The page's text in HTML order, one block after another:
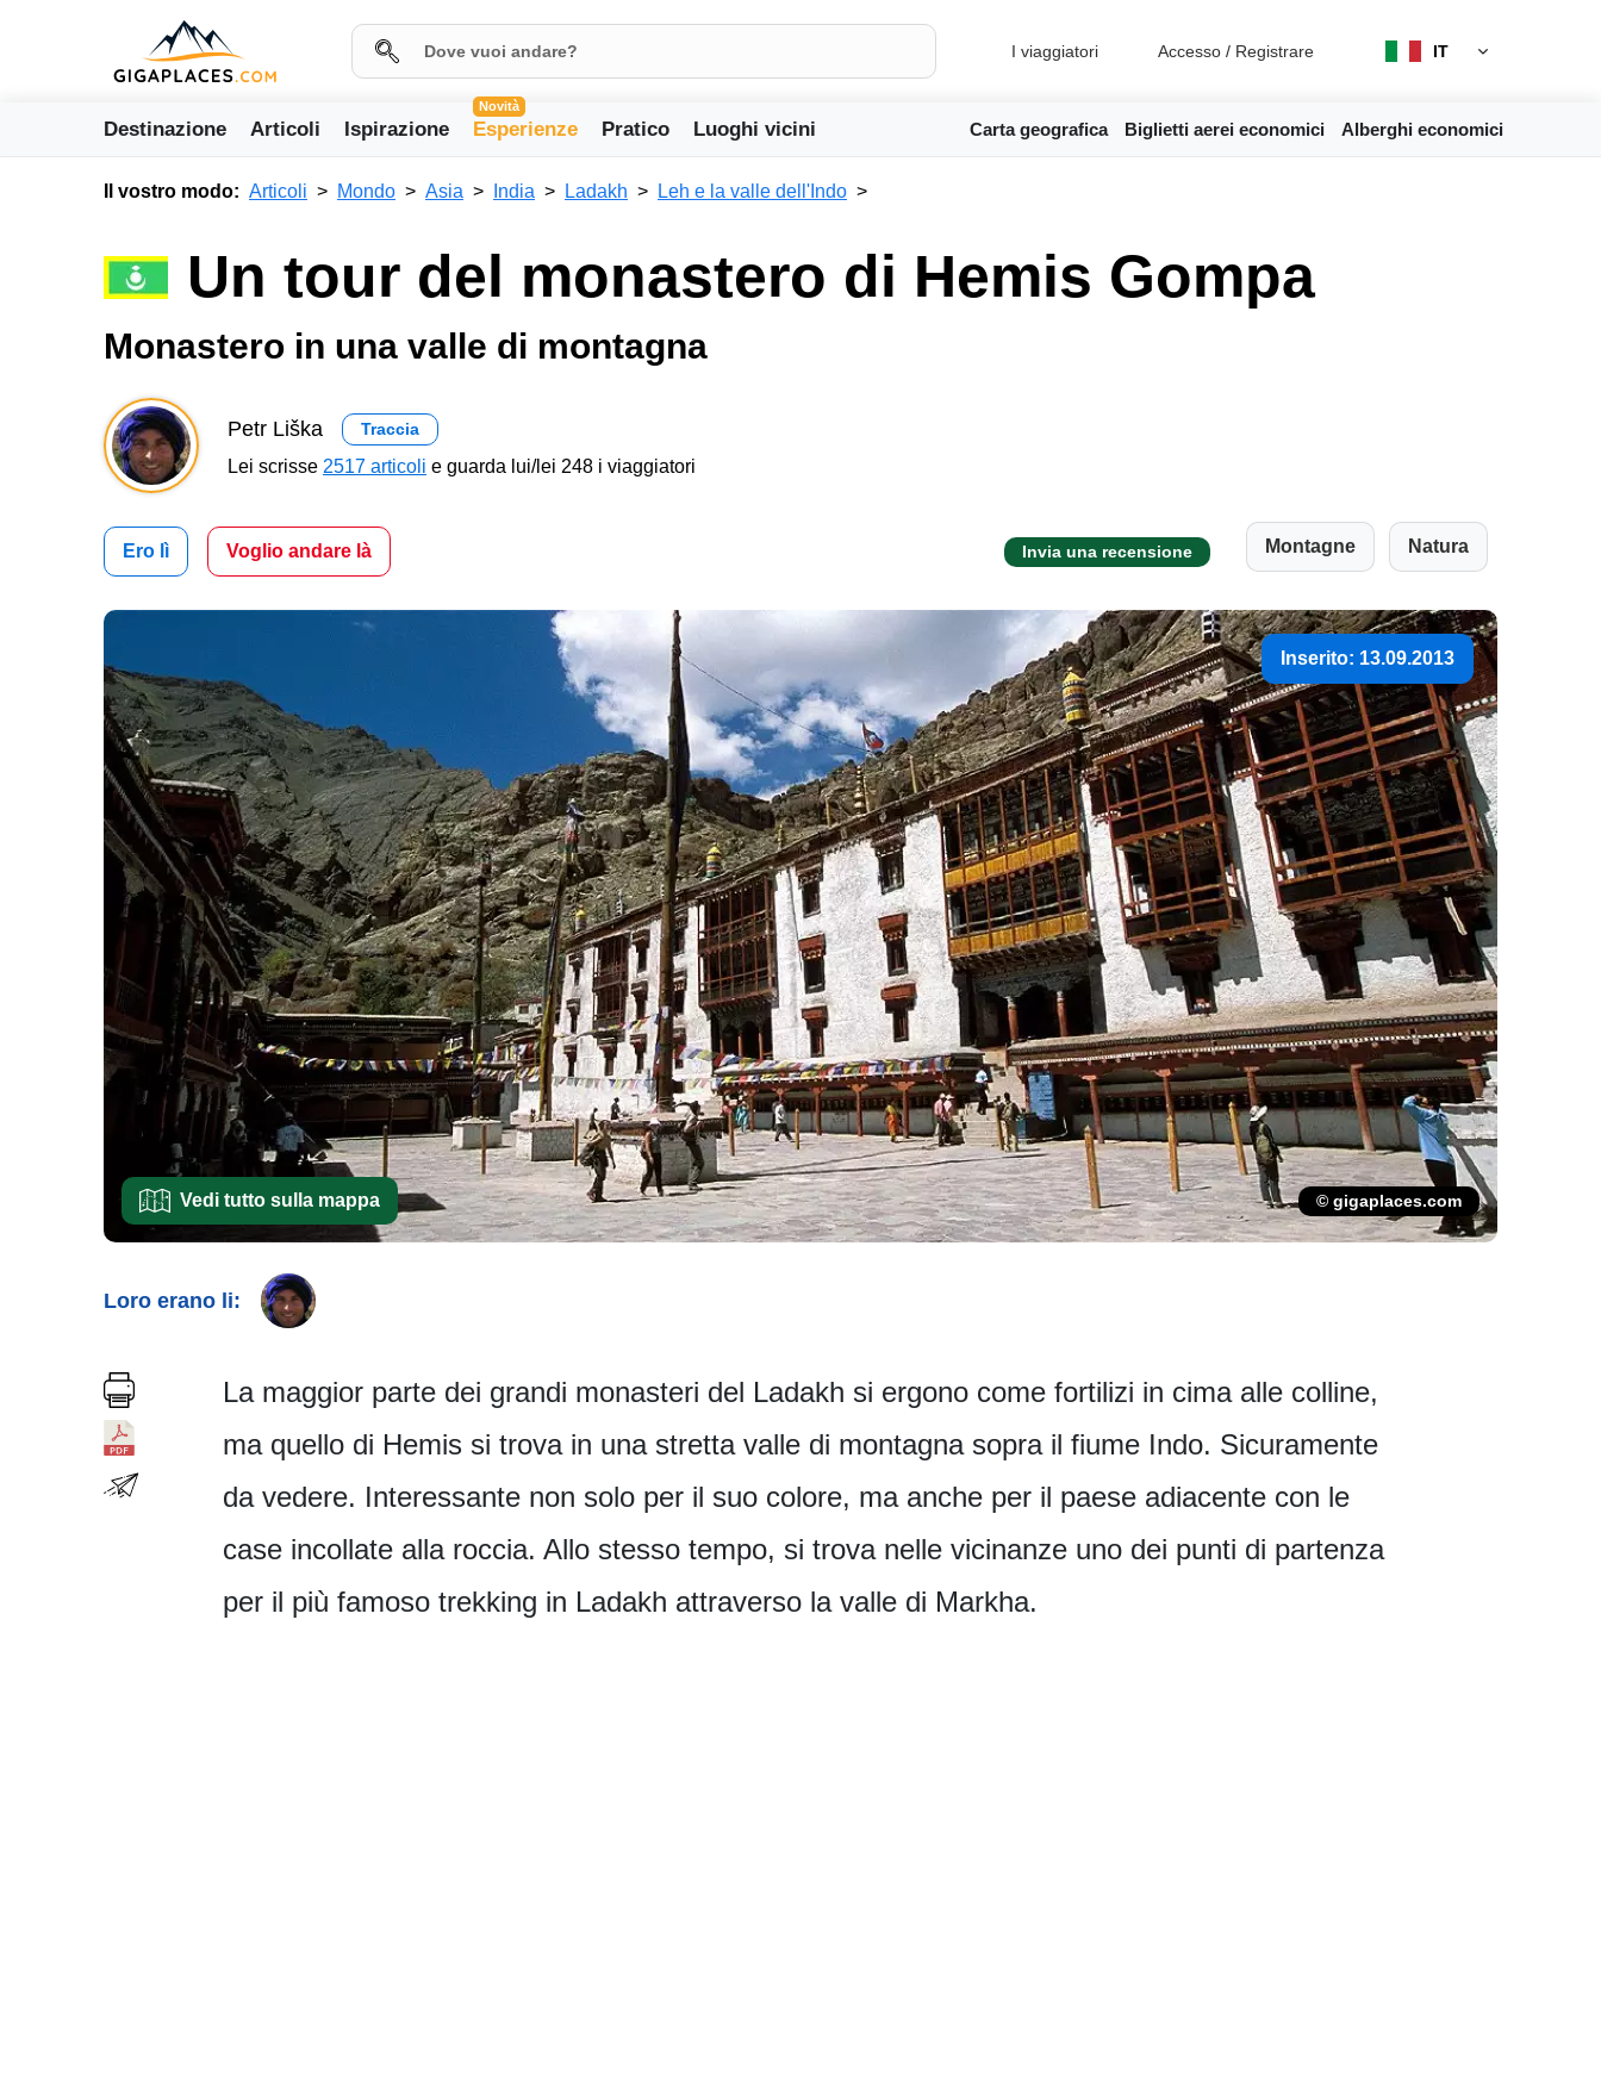
I viaggiatori Accesso / Registrare IT
Destinazione Articoli Ispirazione
Novità
Esperienze Pratico Luoghi vicini Carta geografica Biglietti aerei economici Alberghi economici
Il vostro modo: Articoli Mondo Asia India Ladakh Leh e la valle dell'Indo
Un tour del monastero di Hemis Gompa
Monastero in una valle di montagna
Petr Liška Traccia
Lei scrisse 2517 articoli e guarda lui/lei 248 i viaggiatori
Ero lì Voglio andare là Invia una recensione Montagne Natura
Inserito: 13.09.2013
Vedi tutto sulla mappa © gigaplaces.com
Loro erano li:
La maggior parte dei grandi monasteri del Ladakh si ergono come fortilizi in cima alle colline,
ma quello di Hemis si trova in una stretta valle di montagna sopra il fiume Indo. Sicuramente
da vedere. Interessante non solo per il suo colore, ma anche per il paese adiacente con le
case incollate alla roccia. Allo stesso tempo, si trova nelle vicinanze uno dei punti di partenza
per il più famoso trekking in Ladakh attraverso la valle di Markha.